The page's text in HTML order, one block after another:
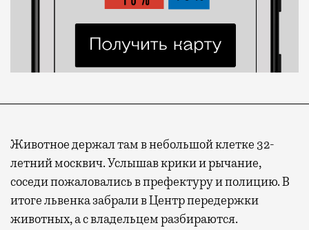
Животное держал там в небольшой клетке 32-
летний москвич. Услышав крики и рычание,
соседи пожаловались в префектуру и полицию. В
итоге львенка забрали в Центр передержки
животных, а с владельцем разбираются.